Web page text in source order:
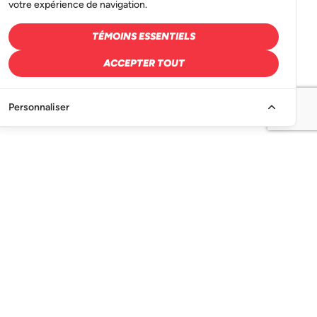
votre expérience de navigation.
TÉMOINS ESSENTIELS
ACCEPTER TOUT
Personnaliser